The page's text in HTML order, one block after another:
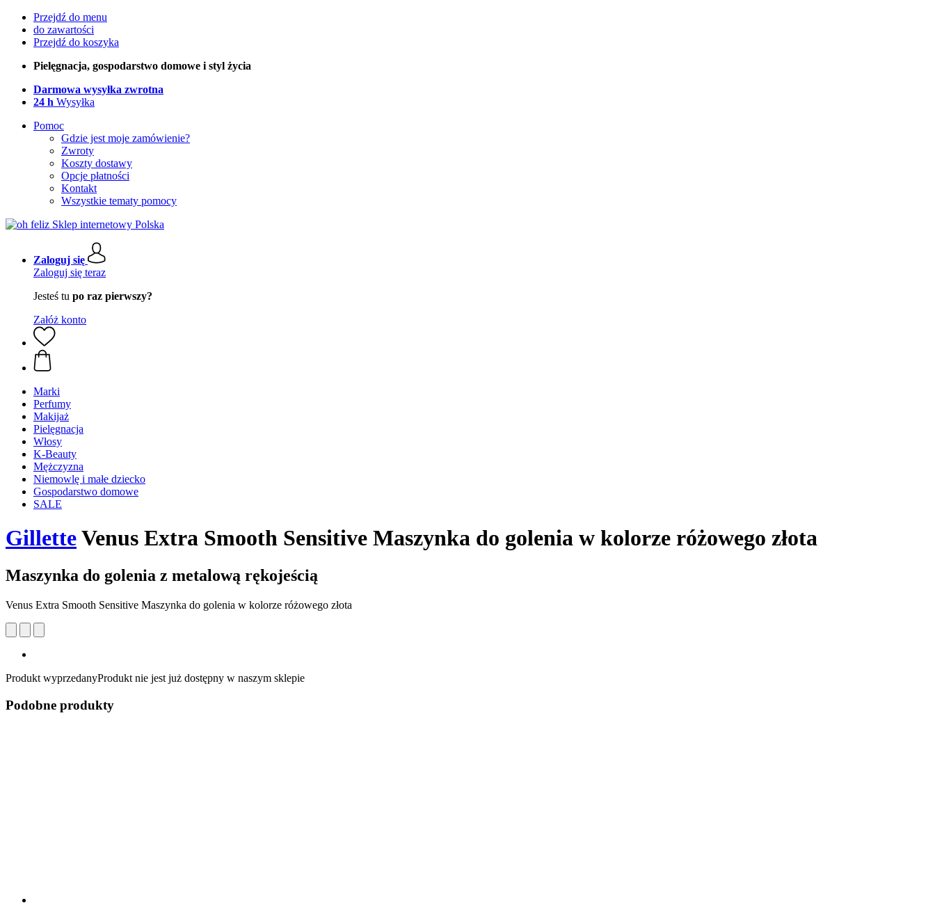
Przejdź do menu
do zawartości
Przejdź do koszyka
Pielęgnacja, gospodarstwo domowe i styl życia
Darmowa wysyłka zwrotna
24 h Wysyłka
Pomoc
Gdzie jest moje zamówienie?
Zwroty
Koszty dostawy
Opcje płatności
Kontakt
Wszystkie tematy pomocy
Zaloguj się
Zaloguj się teraz
Jesteś tu po raz pierwszy?
Załóż konto
Marki
Perfumy
Makijaż
Pielęgnacja
Włosy
K-Beauty
Mężczyzna
Niemowlę i małe dziecko
Gospodarstwo domowe
SALE
GilletteVenus Extra Smooth Sensitive Maszynka do golenia w kolorze różowego złota
Maszynka do golenia z metalową rękojeścią
Venus Extra Smooth Sensitive Maszynka do golenia w kolorze różowego złota
Produkt wyprzedanyProdukt nie jest już dostępny w naszym sklepie
Podobne produkty